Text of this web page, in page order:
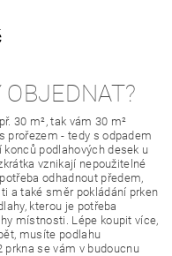
30 m², tak vám 30 m²
prořezem - tedy s odpadem
konců podlahových desek u
vznikají nepoužitelné
odhadnout předem,
a také směr pokládání prken
kterou je potřeba
místnosti. Lépe koupit více,
musíte podlahu
prkna se vám v budoucnu